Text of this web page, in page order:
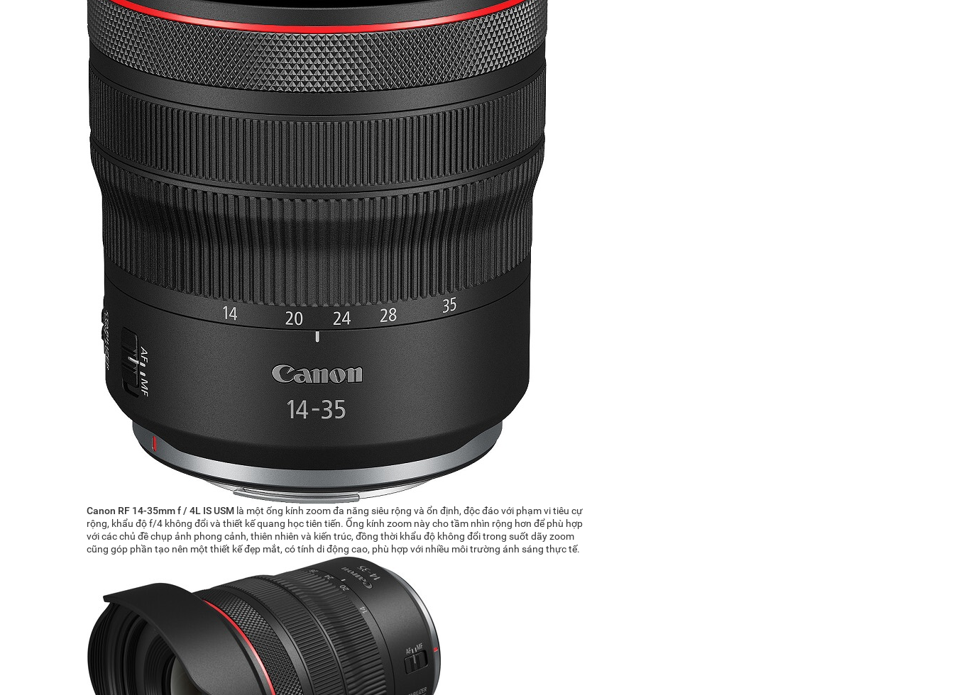
Canon RF 14-35mm f / 4L IS USM là một ống kính zoom đa năng siêu rộng và ổn định, độc đáo với phạm vi tiêu cự
rộng, khẩu độ f/4 không đổi và thiết kế quang học tiên tiến. Ống kính zoom này cho tầm nhìn rộng hơn để phù hợp
với các chủ đề chụp ảnh phong cảnh, thiên nhiên và kiến ​​trúc, đồng thời khẩu độ không đổi trong suốt dãy zoom
cũng góp phần tạo nên một thiết kế đẹp mắt, có tính di động cao, phù hợp với nhiều môi trường ánh sáng thực tế.